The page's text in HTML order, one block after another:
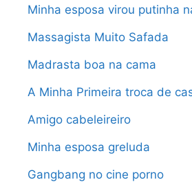
Minha esposa virou putinha
Massagista Muito Safada
Madrasta boa na cama
A Minha Primeira troca de
Amigo cabeleireiro
Minha esposa greluda
Gangbang no cine porno